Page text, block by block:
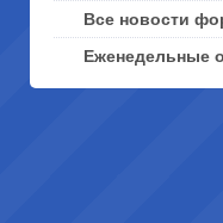
Все новости
Еженедельные